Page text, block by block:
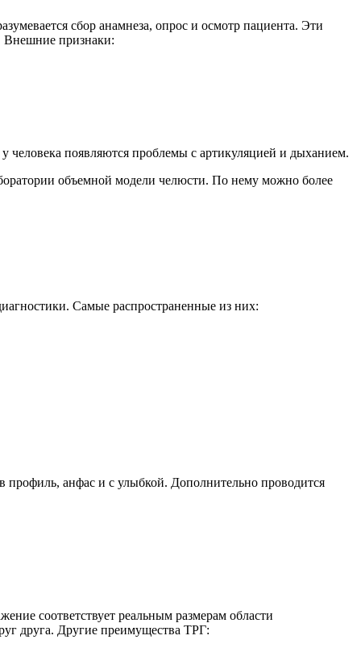
сбор анамнеза, опрос и осмотр пациента. Эти
Внешние признаки:
появляются проблемы с артикуляцией и дыханием.
объемной модели челюсти. По нему можно более
Самые распространенные из них:
анфас и с улыбкой. Дополнительно проводится
соответствует реальным размерам области
друга. Другие преимущества ТРГ: